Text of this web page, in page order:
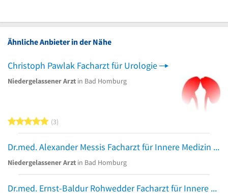
Ähnliche Anbieter in der Nähe
Christoph Pawlak Facharzt für Urologie
Niedergelassener Arzt in Bad Homburg
5 von 5 Sternen
3
Dr.med. Alexander Messis Facharzt für Innere Medizin und Rheumatologie
Niedergelassener Arzt in Bad Homburg
Dr.med. Ernst-Baldur Rohwedder Facharzt für Innere Medizin Hämatolog. u. Intern.Onkologie